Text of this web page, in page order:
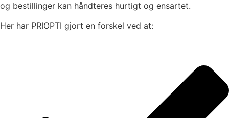
og bestillinger kan håndteres hurtigt og ensartet.
Her har PRIOPTI gjort en forskel ved at: